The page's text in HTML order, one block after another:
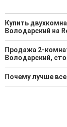
Купить
Володарский на
Поможем
районе
1 актуальное
Продажа 2-
Володарский,
Минимальная
000 Р; Средняя:
Почему лучше